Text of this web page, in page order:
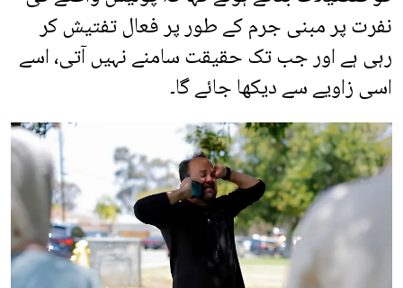
نفرت پر مبنی جرم کے طور پر فعال تفتیش کر
رہی ہے اور جب تک حقیقت سامنے نہیں آتی، اسے
اسی زاویے سے دیکھا جائے گا۔